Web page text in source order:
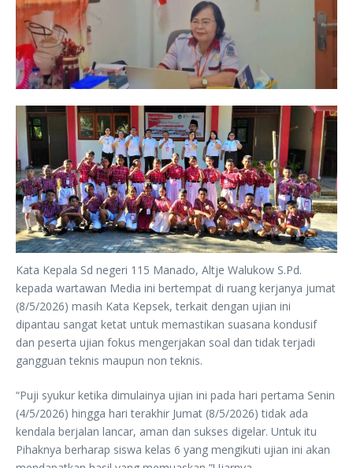
Kata Kepala Sd negeri 115 Manado, Altje Walukow S.Pd.
kepada wartawan Media ini bertempat di ruang kerjanya jumat
(8/5/2026) masih Kata Kepsek, terkait dengan ujian ini
dipantau sangat ketat untuk memastikan suasana kondusif
dan peserta ujian fokus mengerjakan soal dan tidak terjadi
gangguan teknis maupun non teknis.
“Puji syukur ketika dimulainya ujian ini pada hari pertama Senin
(4/5/2026) hingga hari terakhir Jumat (8/5/2026) tidak ada
kendala berjalan lancar, aman dan sukses digelar. Untuk itu
Pihaknya berharap siswa kelas 6 yang mengikuti ujian ini akan